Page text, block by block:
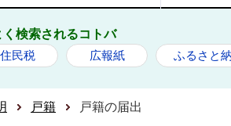
く検索されるコトバ
住民税 広報紙 ふるさと
戸籍 戸籍の届出